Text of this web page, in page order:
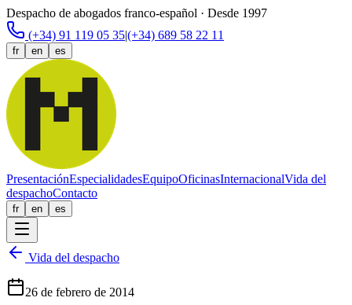
Despacho de abogados franco-español · Desde 1997
(+34) 91 119 05 35|(+34) 689 58 22 11
fr en es
PresentaciónEspecialidadesEquipoOficinasInternacionalVida del
despachoContacto
fr en es
Vida del despacho
26 de febrero de 2014